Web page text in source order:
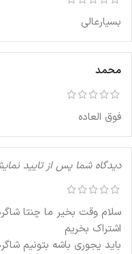
بسیارعالی
محمد
فوق العاده
دیدگاه شما پس از تایید
سلام وقت بخیر ما چنتا
اشتراک بخریم
باید یجوری باشه بتونیم